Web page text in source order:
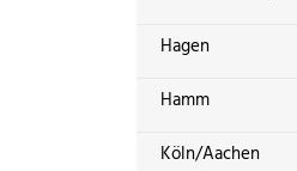
Hagen
Hamm
Köln/Aachen